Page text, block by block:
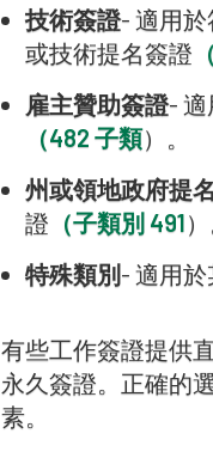
技術簽證- 適用
或技術提名簽證
雇主贊助簽證- 適
（482 子類）。
州或領地政府提
證 （子類別 491）
特殊類別- 適用
有些工作簽證提供
永久簽證。正確的
素。